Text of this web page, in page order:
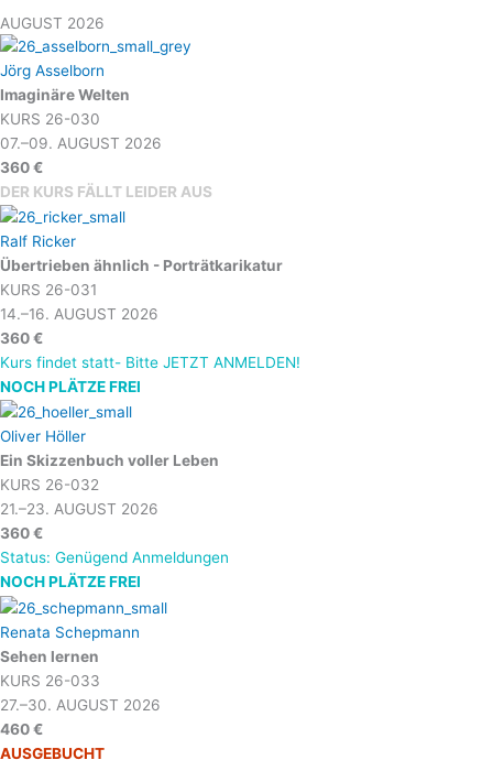
AUGUST 2026
Jörg Asselborn
Imaginäre Welten
KURS 26-030
07.–09. AUGUST 2026
360 €
DER KURS FÄLLT LEIDER AUS
Ralf Ricker
Übertrieben ähnlich - Porträtkarikatur
KURS 26-031
14.–16. AUGUST 2026
360 €
Kurs findet statt- Bitte JETZT ANMELDEN!
NOCH PLÄTZE FREI
Oliver Höller
Ein Skizzenbuch voller Leben
KURS 26-032
21.–23. AUGUST 2026
360 €
Status: Genügend Anmeldungen
NOCH PLÄTZE FREI
Renata Schepmann
Sehen lernen
KURS 26-033
27.–30. AUGUST 2026
460 €
AUSGEBUCHT